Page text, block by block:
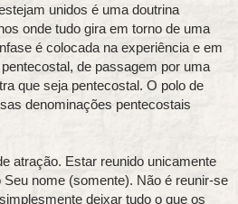
unidos é uma doutrina
onde tudo gira em torno de uma
é colocada na experiência e em
de passagem por uma
que seja pentecostal. O polo de
denominações pentecostais
atração. Estar reunido unicamente
nome (somente). Não é reunir‑se
deixar tudo o que os